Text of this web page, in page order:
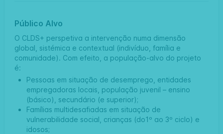
Público Alvo
O CLDS+ perspetiva a intervenção numa dimensão
global, sistémica e contextual (indivíduo, família e
comunidade). Com efeito, a população-alvo do projeto
é:
Pessoas em situação de desemprego, entidades
empregadoras locais, população juvenil – ensino
(básico), secundário (e superior);
Famílias multidesafiadas em situação de
vulnerabilidade social, crianças (do1º ao 3º ciclo) e
idosos;